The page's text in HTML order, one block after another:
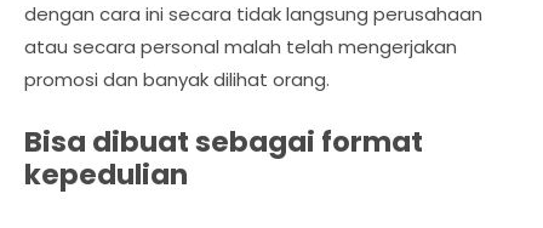
dengan cara ini secara tidak langsung perusahaan
atau secara personal malah telah mengerjakan
promosi dan banyak dilihat orang.
Bisa dibuat sebagai format
kepedulian